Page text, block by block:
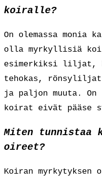
koiralle?
On olemassa monia
olla myrkyllisiä
esimerkiksi liljat,
tehokas,
ja paljon muuta.
koirat eivät pääse
Miten tunnistaa
oireet?
Koiran